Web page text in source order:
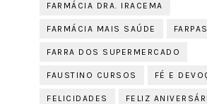
FARMÁCIA DRA. IRACEMA
FARMÁCIA MAIS SAÚDE FARPAS
FARRA DOS SUPERMERCADO
FAUSTINO CURSOS FÉ E
FELICIDADES FELIZ